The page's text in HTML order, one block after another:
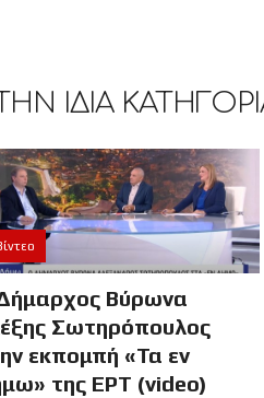
ΙΔΙΑ
Βύρωνα
Σωτηρόπουλος
εκπομπή «Τα εν
της ΕΡΤ (video)